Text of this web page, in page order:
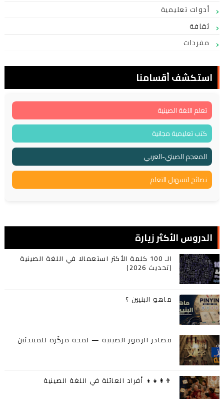
أدوات تعليمية
ثقافة
مفردات
استكشف أقسامنا
تعلم اللغة الصينية
كتب تعليمية مجانية
المعجم الصيني-العربي
نصائح لتسهيل التعلم
الدروس الأكثر زيارة
الـ 100 كلمة الأكثر استعمالا في اللغة الصينية
(تحديث 2026)
ماهو البنيين ؟
مصادر الرموز الصينية — لمحة مركّزة للمبتدئين
👨‍👩‍👧‍👦 أفراد العائلة في اللغة الصينية